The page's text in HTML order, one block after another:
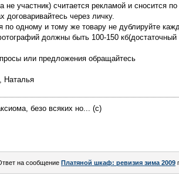
не участник) считается рекламой и сносится
договаривайтесь через личку.
по одному и тому же товару не дублируйте
должны быть 100-150
или предложения обращайтесь
Наталья
безо всяких но... (с)
на сообщение Платяной шкаф: ревизия зима 2009